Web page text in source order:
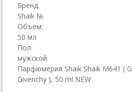
Бренд:
Shaik №
Объем:
50 мл
Пол:
мужской
Парфюмерия Shaik Shaik M641 (
Givenchy ), 50 ml NEW